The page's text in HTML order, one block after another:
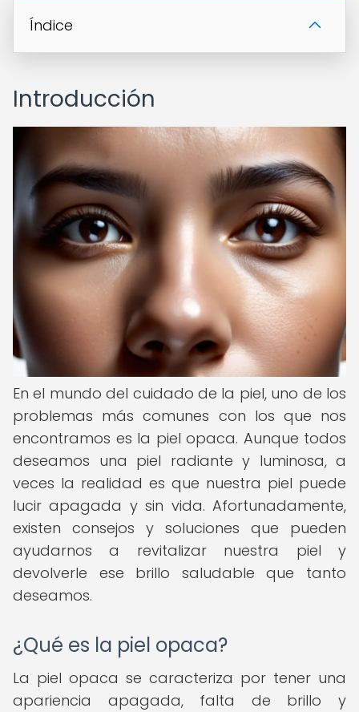
Índice
Introducción
En el mundo del cuidado de la piel, uno de los
problemas más comunes con los que nos
encontramos es la piel opaca. Aunque todos
deseamos una piel radiante y luminosa, a
veces la realidad es que nuestra piel puede
lucir apagada y sin vida. Afortunadamente,
existen consejos y soluciones que pueden
ayudarnos a revitalizar nuestra piel y
devolverle ese brillo saludable que tanto
deseamos.
¿Qué es la piel opaca?
La piel opaca se caracteriza por tener una
apariencia apagada, falta de brillo y